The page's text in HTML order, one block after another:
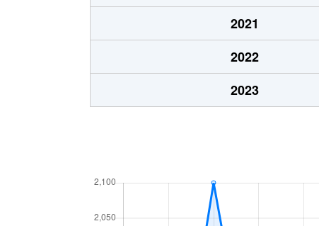
2021
2022
2023